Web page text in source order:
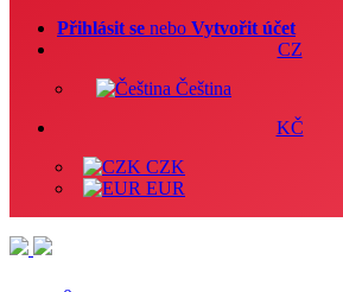
Přihlásit se nebo Vytvořit účet
CZ
Čeština
KČ
CZK
EUR